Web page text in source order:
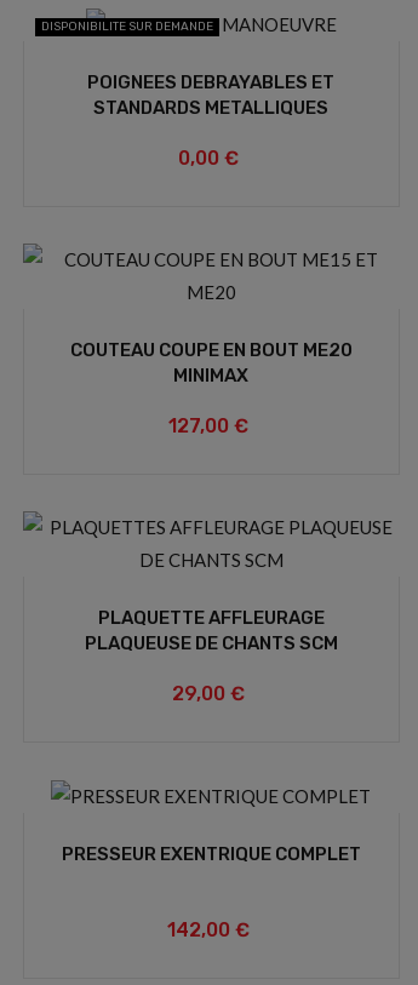
DISPONIBILITE SUR DEMANDE
POIGNEES DEBRAYABLES ET
STANDARDS METALLIQUES
0,00 €
COUTEAU COUPE EN BOUT ME20
MINIMAX
127,00 €
PLAQUETTE AFFLEURAGE
PLAQUEUSE DE CHANTS SCM
29,00 €
PRESSEUR EXENTRIQUE COMPLET
142,00 €